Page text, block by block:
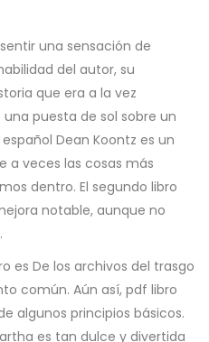
una sensación de
del autor, su
que era a la vez
puesta de sol sobre un
Dean Koontz es un
a veces las cosas más
dentro. El segundo libro
notable, aunque no
es De los archivos del trasgo
común. Aún así, pdf libro
algunos principios básicos.
es tan dulce y divertida